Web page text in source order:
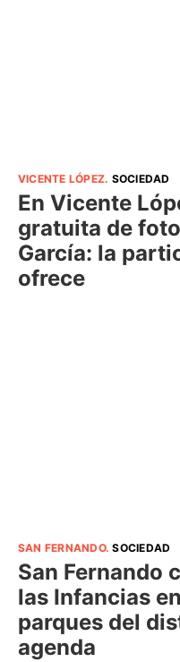
VICENTE LÓPEZ. SOCIEDAD
En Vicente
gratuita de
García: la
ofrece
SAN FERNANDO.SOCIEDAD
San Fernando
las Infancias
parques del
agenda